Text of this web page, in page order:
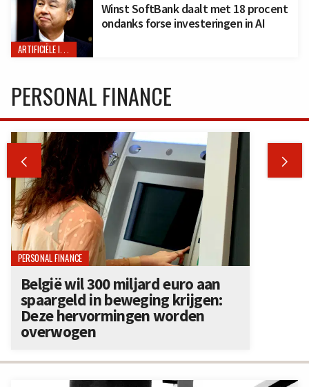
ARTIFICIËLE INTELLIGENTIE
Winst SoftBank daalt met 18 procent
ondanks forse investeringen in AI
PERSONAL FINANCE
 
PERSONAL FINANCE
België wil 300 miljard euro aan
spaargeld in beweging krijgen:
Deze hervormingen worden
overwogen